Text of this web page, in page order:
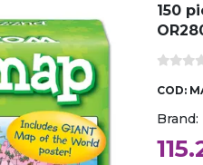
150
COD:
Brand: